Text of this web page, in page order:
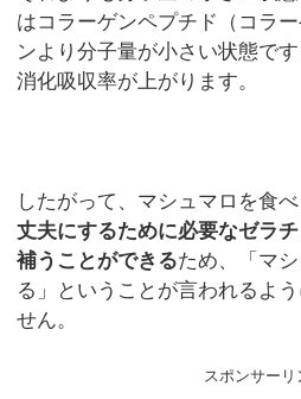
はコラーゲンペプチド（コラ
ンより分子量が小さい状態で
消化吸収率が上がります。
したがって、マシュマロを食
丈夫にするために必要なゼラ
補うことができるため、「マ
る」ということが言われるよ
せん。
スポンサーリ